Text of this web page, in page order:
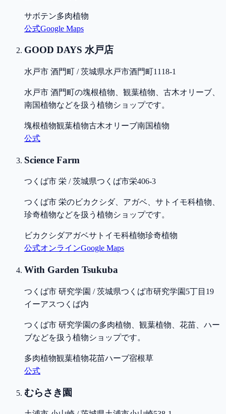
サボテン多肉植物
公式Google Maps
GOOD DAYS 水戸店
水戸市 酒門町 / 茨城県水戸市酒門町1118-1
水戸市 酒門町の塊根植物、観葉植物、古木オリーブ、
南国植物などを扱う植物ショップです。
塊根植物観葉植物古木オリーブ南国植物
公式
Science Farm
つくば市 栄 / 茨城県つくば市栄406-3
つくば市 栄のビカクシダ、アガベ、サトイモ科植物、
珍奇植物などを扱う植物ショップです。
ビカクシダアガベサトイモ科植物珍奇植物
公式オンラインGoogle Maps
With Garden Tsukuba
つくば市 研究学園 / 茨城県つくば市研究学園5丁目19
イーアスつくば内
つくば市 研究学園の多肉植物、観葉植物、花苗、ハー
ブなどを扱う植物ショップです。
多肉植物観葉植物花苗ハーブ宿根草
公式
むらさき園